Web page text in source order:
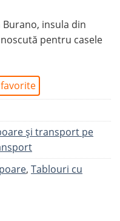
insula din
pentru casele
și transport pe
, Tablouri cu